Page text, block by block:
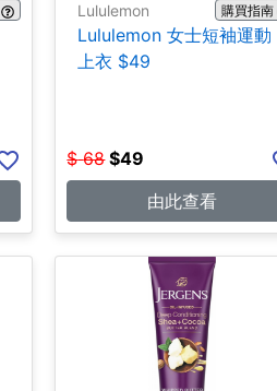
Lululemon 購買指南
Lululemon 女士短袖運動
上衣 $49
$ 68 $49
由此查看